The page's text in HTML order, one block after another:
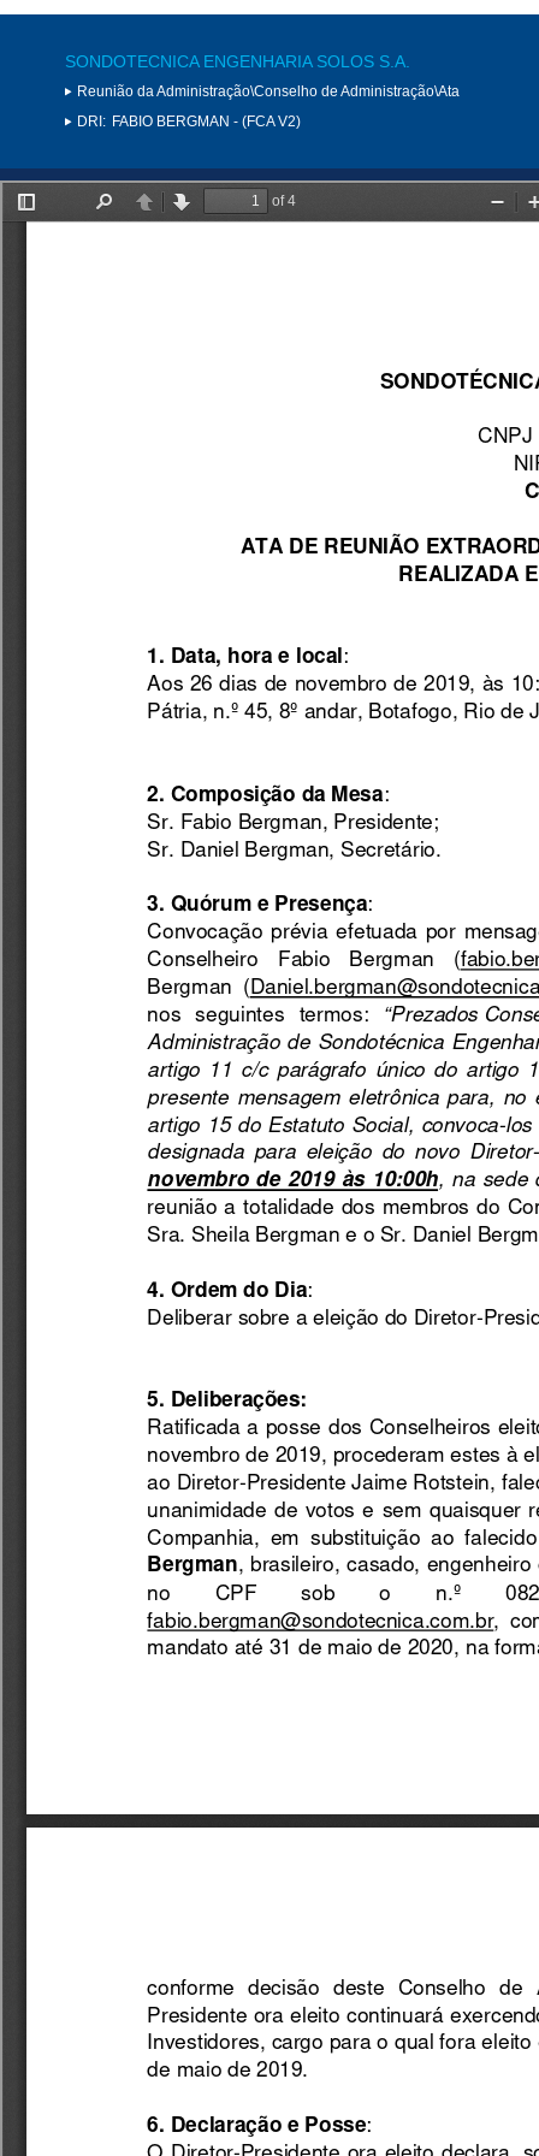
SONDOTECNICA ENGENHARIA SOLOS S.A.
Reunião da Administração\Conselho de Administração\Ata
DRI: FABIO BERGMAN - (FCA V2)